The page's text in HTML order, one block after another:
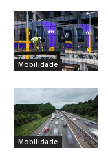
Mobilidade
Mobilidade